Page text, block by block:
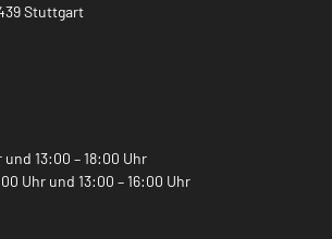
Stuttgart
13:00 – 18:00 Uhr
Uhr und 13:00 – 16:00 Uhr